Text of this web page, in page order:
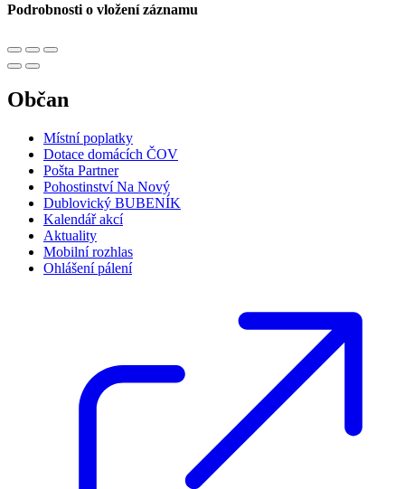
Podrobnosti o vložení záznamu
Občan
Místní poplatky
Dotace domácích ČOV
Pošta Partner
Pohostinství Na Nový
Dublovický BUBENÍK
Kalendář akcí
Aktuality
Mobilní rozhlas
Ohlášení pálení